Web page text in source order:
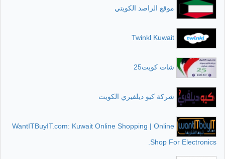
موقع الراصد الكويتي
Twinkl Kuwait
شات كويت25
شركة كيو ديلفيري الكويت
WantITBuyIT.com: Kuwait Online Shopping | Online
Shop For Electronics.